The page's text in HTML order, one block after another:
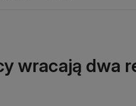
wracają dwa